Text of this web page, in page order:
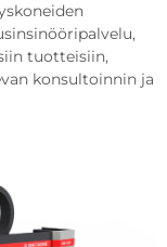
tuotteisiin,
konsultoinnin ja